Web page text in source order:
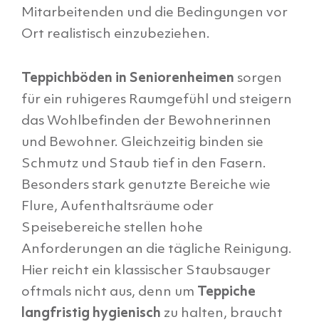
Mitarbeitenden und die Bedingungen vor
Ort realistisch einzubeziehen.
Teppichböden in Seniorenheimen sorgen
für ein ruhigeres Raumgefühl und steigern
das Wohlbefinden der Bewohnerinnen
und Bewohner. Gleichzeitig binden sie
Schmutz und Staub tief in den Fasern.
Besonders stark genutzte Bereiche wie
Flure, Aufenthaltsräume oder
Speisebereiche stellen hohe
Anforderungen an die tägliche Reinigung.
Hier reicht ein klassischer Staubsauger
oftmals nicht aus, denn um Teppiche
langfristig hygienisch zu halten, braucht